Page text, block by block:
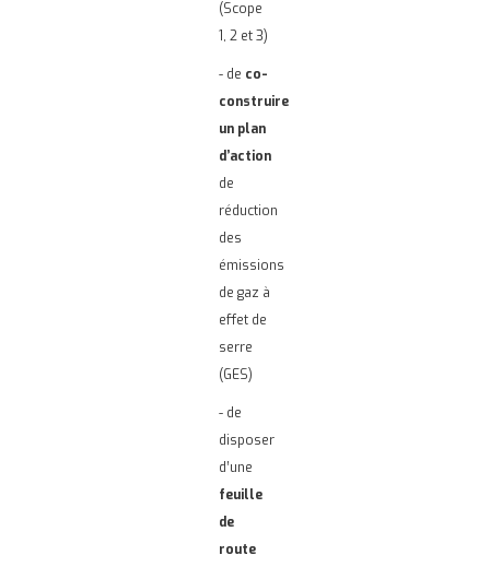
(Scope
1, 2 et 3)
- de co-
construire
un plan
d’action
de
réduction
des
émissions
de gaz à
effet de
serre
(GES)
- de
disposer
d’une
feuille
de
route